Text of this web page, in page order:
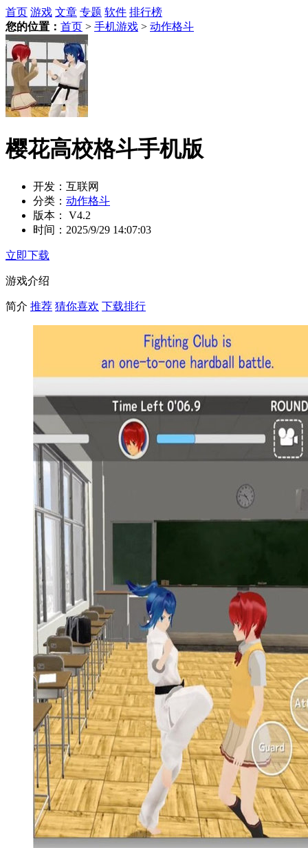
首页 游戏 文章 专题 软件 排行榜
您的位置： 首页 > 手机游戏 > 动作格斗
樱花高校格斗手机版
开发： 互联网
分类： 动作格斗
版本：
V4.2
时间： 2025/9/29 14:07:03
立即下载
游戏介绍
简介 推荐 猜你喜欢 下载排行